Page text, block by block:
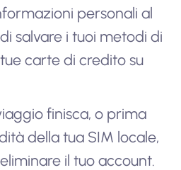
personali al
salvare i tuoi metodi di
carte di credito su
finisca, o prima
della tua SIM locale,
il tuo account.